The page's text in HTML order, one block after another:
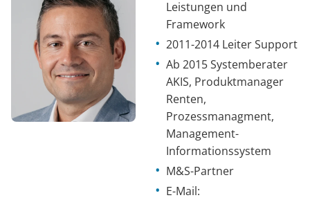
Leistungen und
Framework
2011-2014 Leiter Support
Ab 2015 Systemberater
AKIS, Produktmanager
Renten,
Prozessmanagment,
Management-
Informationssystem
M&S-Partner
E-Mail: